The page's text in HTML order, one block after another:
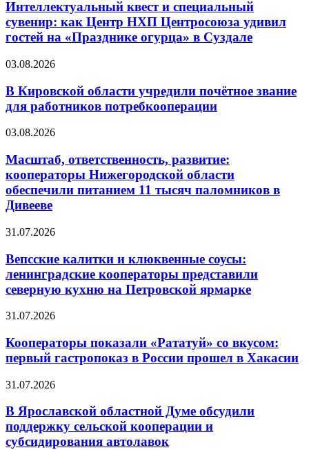
Интеллектуальный квест и специальный
сувенир: как Центр НХП Центросоюза удивил
гостей на «Празднике огурца» в Суздале
03.08.2026
В Кировской области учредили почётное звание
для работников потребкооперации
03.08.2026
Масштаб, ответственность, развитие:
кооператоры Нижегородской области
обеспечили питанием 11 тысяч паломников в
Дивееве
31.07.2026
Вепсские калитки и клюквенные соусы:
ленинградские кооператоры представили
северную кухню на Петровской ярмарке
31.07.2026
Кооператоры показали «Рататуй» со вкусом:
первый гастропоказ в России прошел в Хакасии
31.07.2026
В Ярославской областной Думе обсудили
поддержку сельской кооперации и
субсидирования автолавок